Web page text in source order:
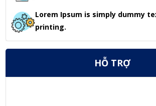
Lorem Ipsum is simply dummy
printing.
HỖ TRỢ